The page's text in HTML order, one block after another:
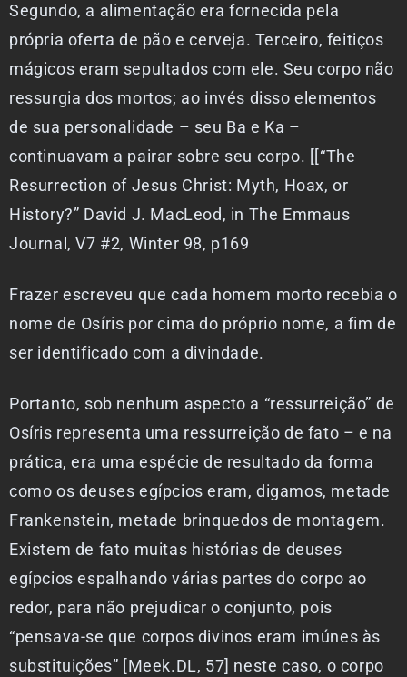
Segundo, a alimentação era fornecida pela
própria oferta de pão e cerveja. Terceiro, feitiços
mágicos eram sepultados com ele. Seu corpo não
ressurgia dos mortos; ao invés disso elementos
de sua personalidade – seu Ba e Ka –
continuavam a pairar sobre seu corpo. [[“The
Resurrection of Jesus Christ: Myth, Hoax, or
History?” David J. MacLeod, in The Emmaus
Journal, V7 #2, Winter 98, p169
Frazer escreveu que cada homem morto recebia o
nome de Osíris por cima do próprio nome, a fim de
ser identificado com a divindade.
Portanto, sob nenhum aspecto a “ressurreição” de
Osíris representa uma ressurreição de fato – e na
prática, era uma espécie de resultado da forma
como os deuses egípcios eram, digamos, metade
Frankenstein, metade brinquedos de montagem.
Existem de fato muitas histórias de deuses
egípcios espalhando várias partes do corpo ao
redor, para não prejudicar o conjunto, pois
“pensava-se que corpos divinos eram imúnes às
substituições” [Meek.DL, 57] neste caso, o corpo